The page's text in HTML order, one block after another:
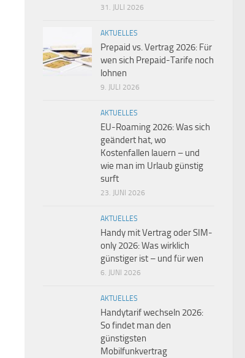
31. JULI 2026
AKTUELLES
Prepaid vs. Vertrag 2026: Für
wen sich Prepaid-Tarife noch
lohnen
9. JULI 2026
AKTUELLES
EU-Roaming 2026: Was sich
geändert hat, wo
Kostenfallen lauern – und
wie man im Urlaub günstig
surft
23. JUNI 2026
AKTUELLES
Handy mit Vertrag oder SIM-
only 2026: Was wirklich
günstiger ist – und für wen
6. JUNI 2026
AKTUELLES
Handytarif wechseln 2026:
So findet man den
günstigsten
Mobilfunkvertrag